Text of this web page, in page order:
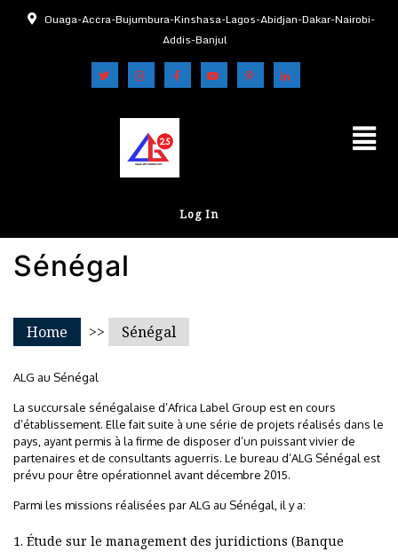
Ouaga-Accra-Bujumbura-Kinshasa-Lagos-Abidjan-Dakar-Nairobi-
Addis-Banjul
Log In
Sénégal
Home >> Sénégal
ALG au Sénégal
La succursale sénégalaise d’Africa Label Group est en cours
d’établissement. Elle fait suite à une série de projets réalisés dans le
pays, ayant permis à la firme de disposer d’un puissant vivier de
partenaires et de consultants aguerris. Le bureau d’ALG Sénégal est
prévu pour être opérationnel avant décembre 2015.
Parmi les missions réalisées par ALG au Sénégal, il y a:
Étude sur le management des juridictions (Banque